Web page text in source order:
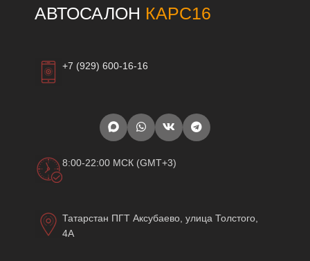
АВТОСАЛОН КАРС16
+7 (929) 600-16-16
8:00-22:00 МСК (GMT+3)
Татарстан ПГТ Аксубаево, улица Толстого,
4А